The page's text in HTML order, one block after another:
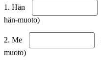
1. Hän
hän-muoto)
2. Me
muoto)